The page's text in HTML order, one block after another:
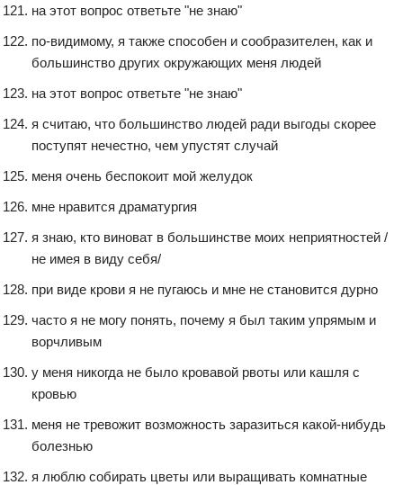
на этот вопрос ответьте "не знаю"
по-видимому, я также способен и сообразителен, как и
большинство других окружающих меня людей
на этот вопрос ответьте "не знаю"
я считаю, что большинство людей ради выгоды скорее
поступят нечестно, чем упустят случай
меня очень беспокоит мой желудок
мне нравится драматургия
я знаю, кто виноват в большинстве моих неприятностей /
не имея в виду себя/
при виде крови я не пугаюсь и мне не становится дурно
часто я не могу понять, почему я был таким упрямым и
ворчливым
у меня никогда не было кровавой рвоты или кашля с
кровью
меня не тревожит возможность заразиться какой-нибудь
болезнью
я люблю собирать цветы или выращивать комнатные